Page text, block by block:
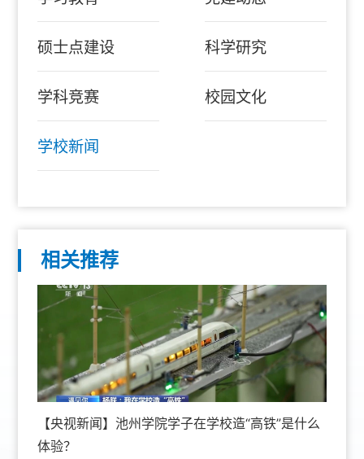
硕士点建设 科学研究
学科竞赛 校园文化
学校新闻
相关推荐
【央视新闻】池州学院学子在学校造“高铁”是什么
体验？